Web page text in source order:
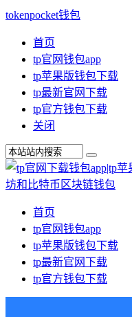
tokenpocket钱包
首页
tp官网钱包app
tp苹果版钱包下载
tp最新官网下载
tp官方钱包下载
关闭
首页
tp官网钱包app
tp苹果版钱包下载
tp最新官网下载
tp官方钱包下载